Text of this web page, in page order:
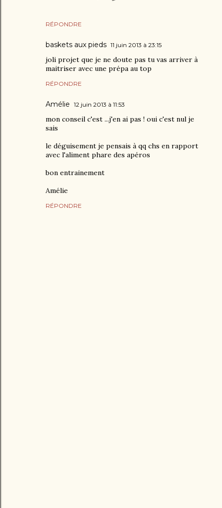
RÉPONDRE
baskets aux pieds 11 juin 2013 à 23:15
joli projet que je ne doute pas tu vas arriver à
maitriser avec une prépa au top
RÉPONDRE
Amélie 12 juin 2013 à 11:53
mon conseil c'est ...j'en ai pas ! oui c'est nul je
sais
le déguisement je pensais à qq chs en rapport
avec l'aliment phare des apéros
bon entrainement
Amélie
RÉPONDRE